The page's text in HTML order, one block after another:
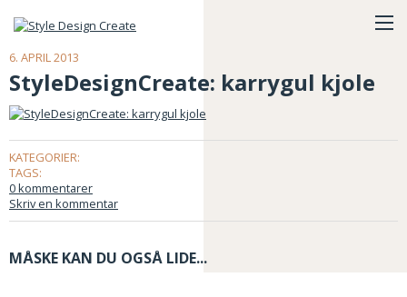
6. APRIL 2013
StyleDesignCreate: karrygul kjole
KATEGORIER:
TAGS:
0 kommentarer
Skriv en kommentar
MÅSKE KAN DU OGSÅ LIDE...